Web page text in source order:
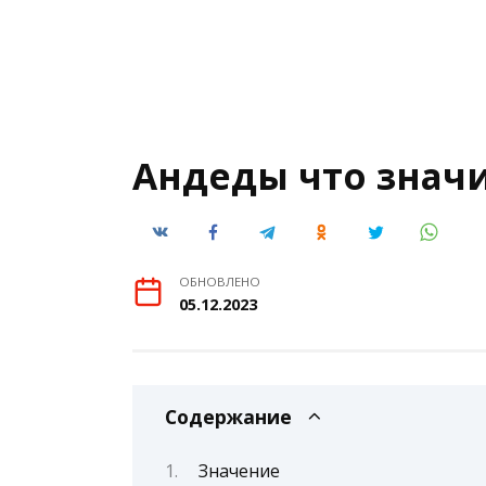
Андеды что
ОБНОВЛЕНО
05.12.2023
Содержание
Значение